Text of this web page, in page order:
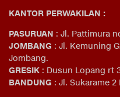
KANTOR PERWAKILAN :
PASURUAN : Jl. Pattimura
JOMBANG : Jl. Kemuning
Jombang.
GRESIK : Dusun Lopang rt
BANDUNG : Jl. Sukarame